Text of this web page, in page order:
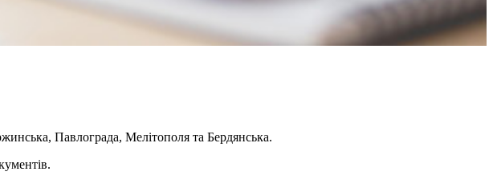
Павлограда, Мелітополя та Бердянська.